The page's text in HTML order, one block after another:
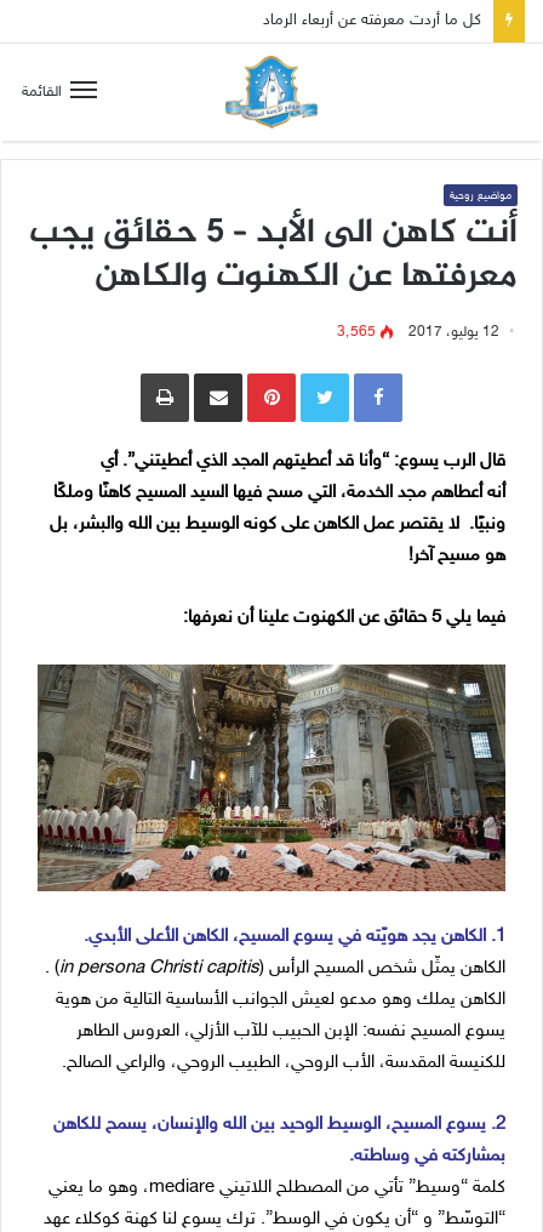
صلاة إلى مريم سلطانة السلام لتهدئة الغضب الإلهي
القائمة
مواضيع روحية
أنت كاهن الى الأبد – 5 حقائق يجب
معرفتها عن الكهنوت والكاهن
12 يوليو، 2017 3٬565
Pinterestمشاركة عبر البريد طباعة
قال الرب يسوع: “وأنا قد أعطيتهم المجد الذي أعطيتني”. أي
أنه أعطاهم مجد الخدمة، التي مسح فيها السيد المسيح كاهنًا وملكًا
ونبيًا. لا يقتصر عمل الكاهن على كونه الوسيط بين الله والبشر، بل
هو مسيح آخر!
فيما يلي 5 حقائق عن الكهنوت علينا أن نعرفها:
1. الكاهن يجد هويّته في يسوع المسيح، الكاهن الأعلى الأبدي.
الكاهن يمثّل شخص المسيح الرأس (in persona Christi capitis
) .
الكاهن يملك وهو مدعو لعيش الجوانب الأساسية التالية من هوية
يسوع المسيح نفسه: الإبن الحبيب للآب الأزلي، العروس الطاهر
للكنيسة المقدسة، الأب الروحي، الطبيب الروحي، والراعي الصالح.
2. يسوع المسيح، الوسيط الوحيد بين الله والإنسان، يسمح للكاهن
بمشاركته في وساطته.
كلمة “وسيط” تأتي من المصطلح اللاتيني mediare، وهو ما يعني
“التوسّط” و “أن يكون في الوسط”. ترك يسوع لنا كهنة كوكلاء عهد